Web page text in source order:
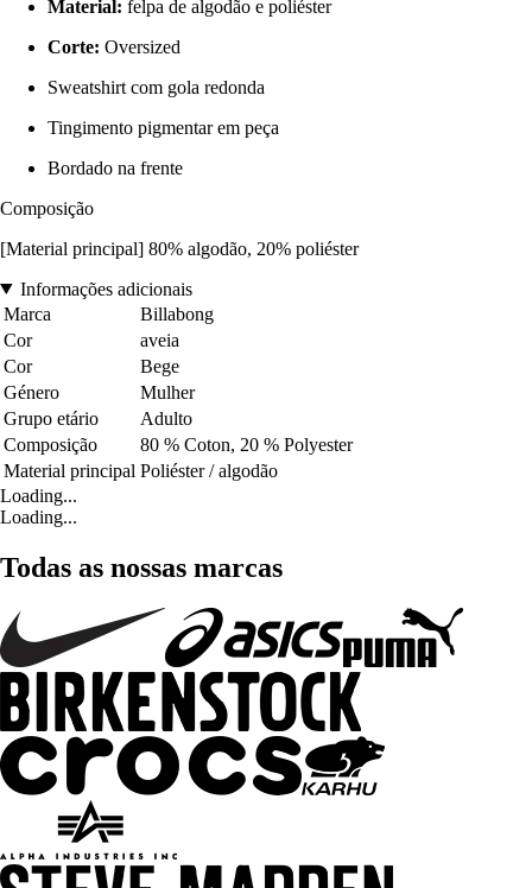
Material: felpa de algodão e poliéster
Corte: Oversized
Sweatshirt com gola redonda
Tingimento pigmentar em peça
Bordado na frente
Composição
[Material principal] 80% algodão, 20% poliéster
Informações adicionais
Marca
Billabong
Cor
aveia
Cor
Bege
Género
Mulher
Grupo etário
Adulto
Composição
80 % Coton, 20 % Polyester
Material principal Poliéster / algodão
Loading...
Loading...
Todas as nossas marcas